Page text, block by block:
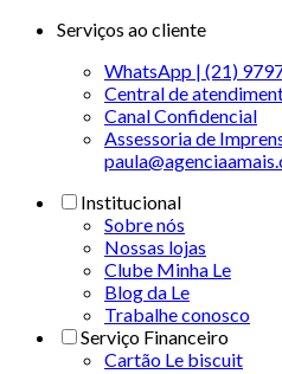
Serviços ao cliente
WhatsApp | (21)
Central de
Canal Confidencial
Assessoria de
Institucional
Sobre nós
Nossas lojas
Clube Minha Le
Blog da Le
Trabalhe conosco
Serviço Financeiro
Cartão Le biscuit